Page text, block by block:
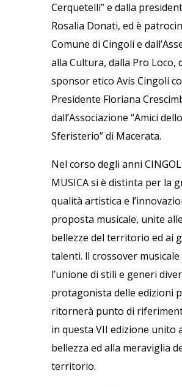
Cerquetelli” e dalla
Rosalia Donati, ed è
Comune di Cingoli e
alla Cultura, dalla Pro Loco,
sponsor etico Avis Cingoli
Presidente Floriana
dall’Associazione “Amici dello
Sferisterio” di Macerata.
Nel corso degli anni
MUSICA si è distinta per la
qualità artistica e
proposta musicale, unite alle
bellezze del territorio ed ai
talenti. ll crossover musicale
l’unione di stili e generi
protagonista delle edizioni
ritornerà punto di
in questa VII edizione unito
bellezza ed alla meraviglia
territorio.